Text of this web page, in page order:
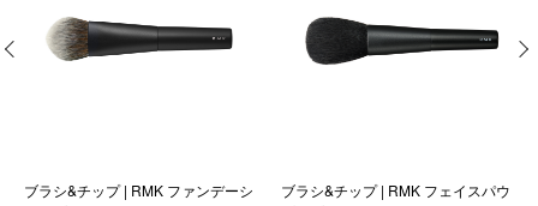
ブラシ&チップ | RMK ファンデーシ
ブラシ&チップ | RMK フェイスパウ